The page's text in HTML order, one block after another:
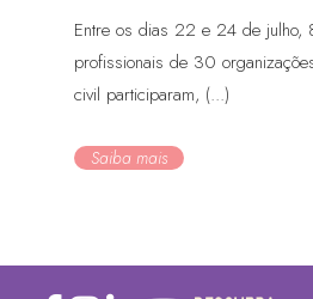
Entre os dias 22 e 24 de julho,
profissionais de 30
civil participaram, (...)
Saiba mais